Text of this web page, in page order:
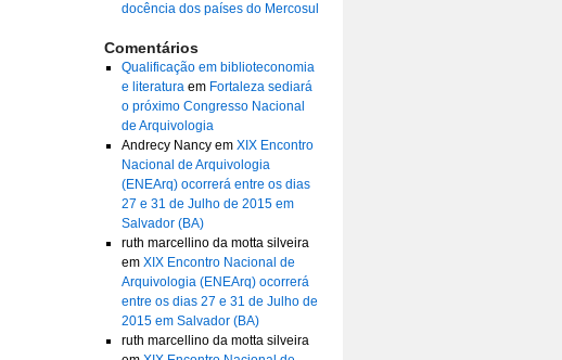
docência dos países do Mercosul
Comentários
Qualificação em biblioteconomia
e literaturaem Fortaleza sediará
o próximo Congresso Nacional
de Arquivologia
Andrecy Nancyem XIX Encontro
Nacional de Arquivologia
(ENEArq) ocorrerá entre os dias
27 e 31 de Julho de 2015 em
Salvador (BA)
ruth marcellino da motta silveira
em XIX Encontro Nacional de
Arquivologia (ENEArq) ocorrerá
entre os dias 27 e 31 de Julho de
2015 em Salvador (BA)
ruth marcellino da motta silveira